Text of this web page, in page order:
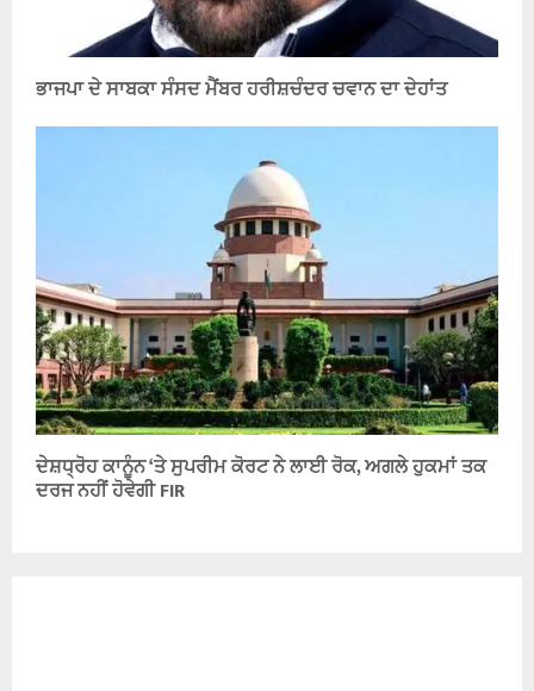
ਭਾਜਪਾ ਦੇ ਸਾਬਕਾ ਸੰਸਦ ਮੈਂਬਰ ਹਰੀਸ਼ਚੰਦਰ ਚਵਾਨ ਦਾ ਦੇਹਾਂਤ
ਦੇਸ਼ਧ੍ਰੋਹ ਕਾਨੂੰਨ ‘ਤੇ ਸੁਪਰੀਮ ਕੋਰਟ ਨੇ ਲਾਈ ਰੋਕ, ਅਗਲੇ ਹੁਕਮਾਂ ਤਕ
ਦਰਜ ਨਹੀਂ ਹੋਵੇਗੀ FIR